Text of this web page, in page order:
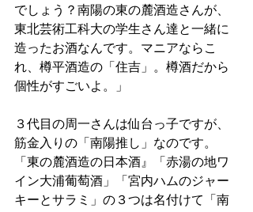
でしょう？南陽の東の麓酒造さんが、
東北芸術工科大の学生さん達と一緒に
造ったお酒なんです。マニアならこ
れ、樽平酒造の「住吉」。樽酒だから
個性がすごいよ。」
３代目の周一さんは仙台っ子ですが、
筋金入りの「南陽推し」なのです。
「東の麓酒造の日本酒』「赤湯の地ワ
イン大浦葡萄酒」「宮内ハムのジャー
キーとサラミ」の３つは名付けて「南